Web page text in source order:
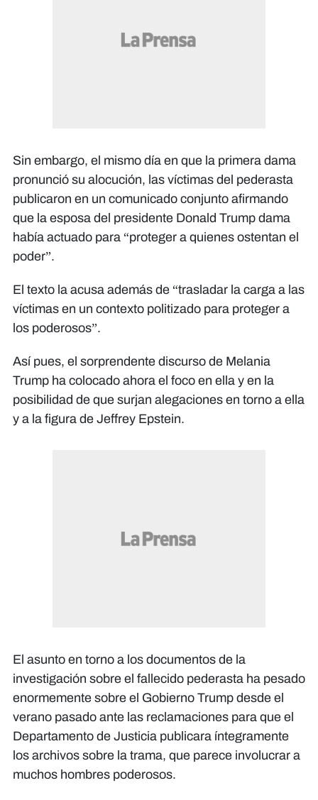
Sin embargo, el mismo día en que la primera dama
pronunció su alocución, las víctimas del pederasta
publicaron en un comunicado conjunto afirmando
que la esposa del presidente Donald Trump dama
había actuado para “proteger a quienes ostentan el
poder”.
El texto la acusa además de “trasladar la carga a las
víctimas en un contexto politizado para proteger a
los poderosos”.
Así pues, el sorprendente discurso de Melania
Trump ha colocado ahora el foco en ella y en la
posibilidad de que surjan alegaciones en torno a ella
y a la figura de Jeffrey Epstein.
El asunto en torno a los documentos de la
investigación sobre el fallecido pederasta ha pesado
enormemente sobre el Gobierno Trump desde el
verano pasado ante las reclamaciones para que el
Departamento de Justicia publicara íntegramente
los archivos sobre la trama, que parece involucrar a
muchos hombres poderosos.